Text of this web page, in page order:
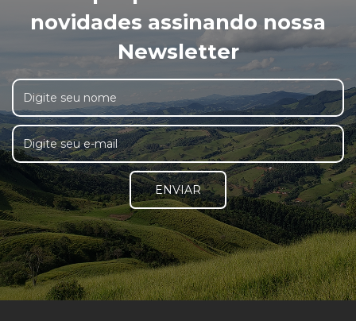
novidades assinando nossa
Newsletter
ENVIAR